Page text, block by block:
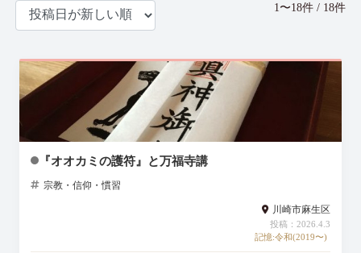
1〜18件 / 18件
『オオカミの護符』と万福寺講
宗教・信仰・慣習
川崎市麻生区
投稿：2026.4.3
記憶:令和(2019〜)